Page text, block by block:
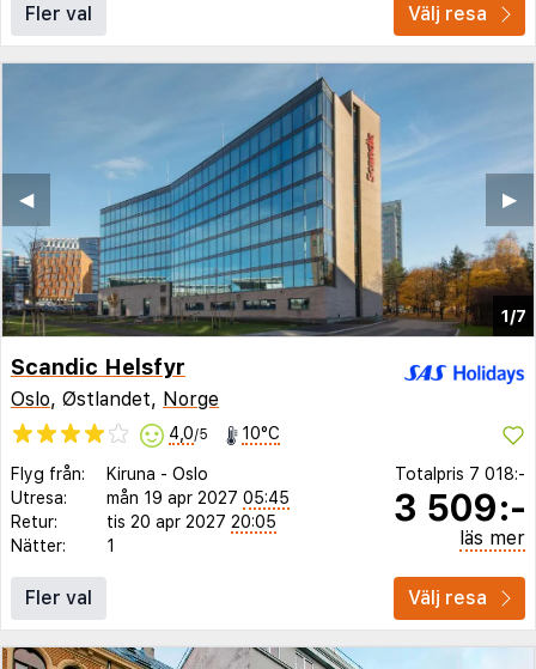
Fler val Välj resa
1/7
▶︎
◀︎
Scandic Helsfyr
Oslo, Østlandet, Norge
4,0/5 10°C
Flyg från: Kiruna - Oslo
Utresa:
mån 19 apr 2027 05:45
Retur:
tis 20 apr 2027 20:05
Nätter:
1
Totalpris 7 018:-
3 509:-
läs mer
Fler val Välj resa